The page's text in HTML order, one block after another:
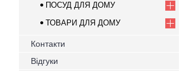
ПОСУД ДЛЯ ДОМУ
ТОВАРИ ДЛЯ ДОМУ
Контакти
Відгуки